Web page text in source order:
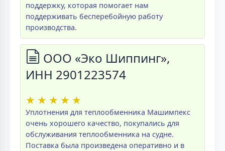
поддержку, которая помогает нам
поддерживать бесперебойную работу
производства.
ООО «Эко Шиппинг»,
ИНН 2901223574
★ ★ ★ ★ ★
Уплотнения для теплообменника Машимпекс
очень хорошего качество, покупались для
обслуживания теплообменника на судне.
Поставка была произведена оперативно и в